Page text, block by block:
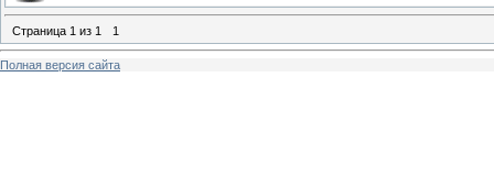
Страница 1 из 1 1
Полная версия сайта